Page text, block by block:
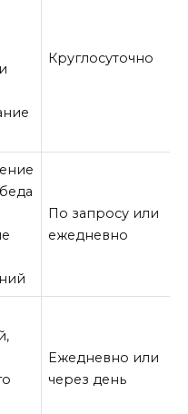
Круглосуточно
По запросу или
ежедневно
Ежедневно или
через день